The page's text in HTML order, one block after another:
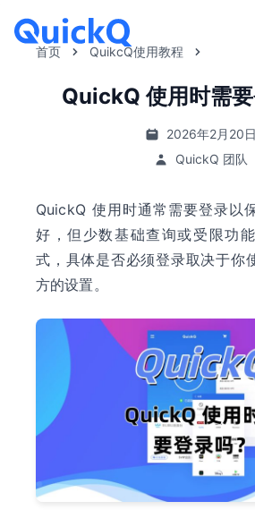
首页 QuikcQ使用教程
QuickQ 使用时需要
2026年2月20日
QuickQ 团队
QuickQ 使用时通常需要登录以
好，但少数基础查询或受限功
式，具体是否必须登录取决于你
方的设置。